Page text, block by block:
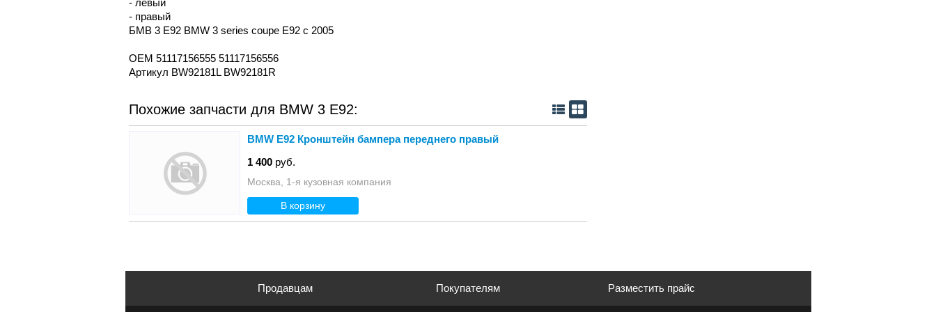
- левый
- правый
БМВ 3 Е92 BMW 3 series coupe E92 с 2005
OEM 51117156555 51117156556
Артикул BW92181L BW92181R
Похожие запчасти для BMW 3 E92:
BMW E92 Кронштейн бампера переднего правый
1 400 руб.
Москва, 1-я кузовная компания
В корзину
Продавцам Покупателям Разместить прайс